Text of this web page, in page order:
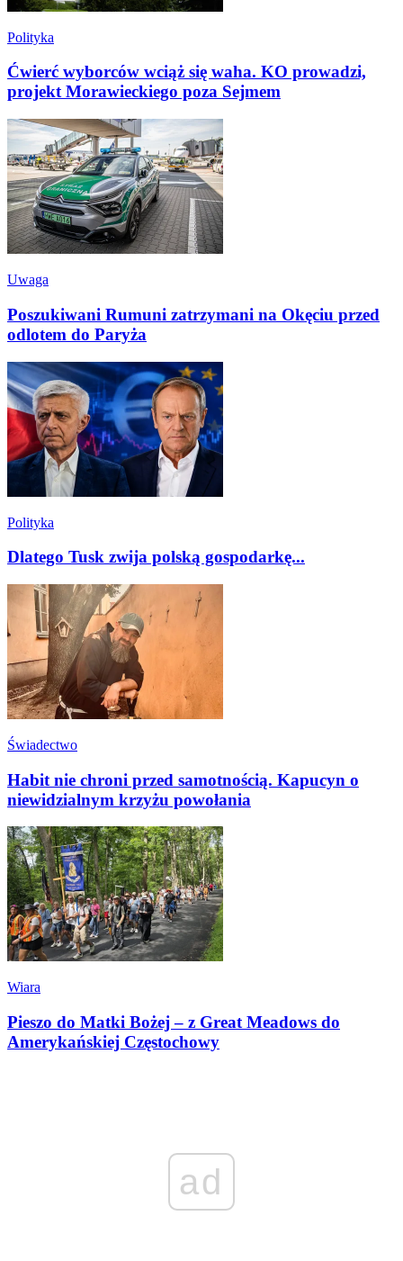
Polityka
Ćwierć wyborców wciąż się waha. KO prowadzi,
projekt Morawieckiego poza Sejmem
Uwaga
Poszukiwani Rumuni zatrzymani na Okęciu przed
odlotem do Paryża
Polityka
Dlatego Tusk zwija polską gospodarkę...
Świadectwo
Habit nie chroni przed samotnością. Kapucyn o
niewidzialnym krzyżu powołania
Wiara
Pieszo do Matki Bożej – z Great Meadows do
Amerykańskiej Częstochowy
ad